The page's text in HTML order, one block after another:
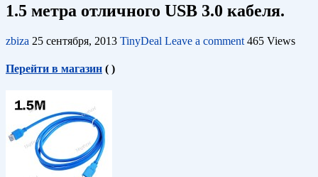
1.5 метра отличного USB 3.0 кабеля.
zbiza 25 сентября, 2013 TinyDeal Leave a comment 465 Views
Перейти в магазин ( )